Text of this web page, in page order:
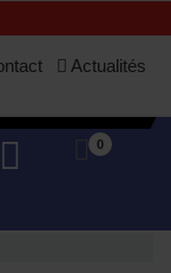
Actualités
0